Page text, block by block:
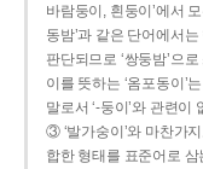
바람둥이, 흰둥이’에서
동밤’과 같은 단어에서
판단되므로 ‘쌍둥밤’으
이를 뜻하는 ‘옴포동이’
말로서 ‘-둥이’와 관련이
③ ‘발가숭이’와 마찬가
합한 형태를 표준어로